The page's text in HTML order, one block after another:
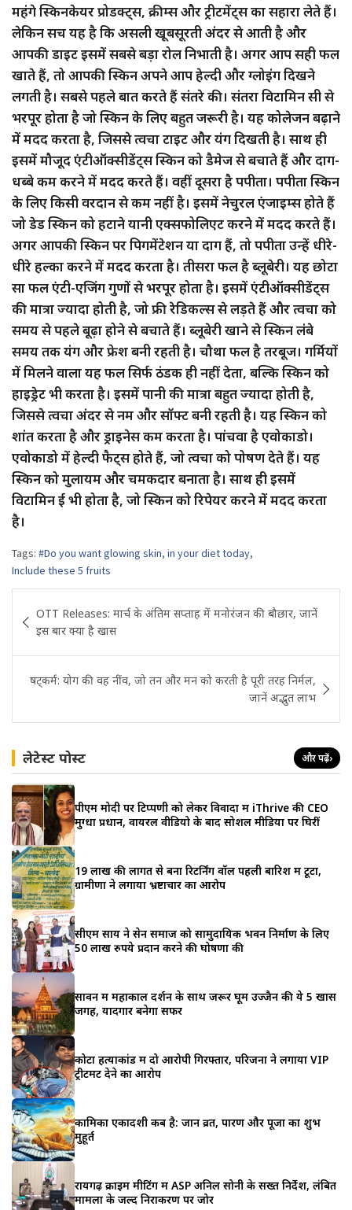
महंगे स्किनकेयर प्रोडक्ट्स, क्रीम्स और ट्रीटमेंट्स का सहारा लेते हैं।
लेकिन सच यह है कि असली खूबसूरती अंदर से आती है और
आपकी डाइट इसमें सबसे बड़ा रोल निभाती है। अगर आप सही फल
खाते हैं, तो आपकी स्किन अपने आप हेल्दी और ग्लोइंग दिखने
लगती है। सबसे पहले बात करते हैं संतरे की। संतरा विटामिन सी से
भरपूर होता है जो स्किन के लिए बहुत जरूरी है। यह कोलेजन बढ़ाने
में मदद करता है, जिससे त्वचा टाइट और यंग दिखती है। साथ ही
इसमें मौजूद एंटीऑक्सीडेंट्स स्किन को डैमेज से बचाते हैं और दाग-
धब्बे कम करने में मदद करते हैं। वहीं दूसरा है पपीता। पपीता स्किन
के लिए किसी वरदान से कम नहीं है। इसमें नेचुरल एंजाइम्स होते हैं
जो डेड स्किन को हटाने यानी एक्सफोलिएट करने में मदद करते हैं।
अगर आपकी स्किन पर पिगमेंटेशन या दाग हैं, तो पपीता उन्हें धीरे-
धीरे हल्का करने में मदद करता है। तीसरा फल है ब्लूबेरी। यह छोटा
सा फल एंटी-एजिंग गुणों से भरपूर होता है। इसमें एंटीऑक्सीडेंट्स
की मात्रा ज्यादा होती है, जो फ्री रेडिकल्स से लड़ते हैं और त्वचा को
समय से पहले बूढ़ा होने से बचाते हैं। ब्लूबेरी खाने से स्किन लंबे
समय तक यंग और फ्रेश बनी रहती है। चौथा फल है तरबूज। गर्मियों
में मिलने वाला यह फल सिर्फ ठंडक ही नहीं देता, बल्कि स्किन को
हाइड्रेट भी करता है। इसमें पानी की मात्रा बहुत ज्यादा होती है,
जिससे त्वचा अंदर से नम और सॉफ्ट बनी रहती है। यह स्किन को
शांत करता है और ड्राइनेस कम करता है। पांचवा है एवोकाडो।
एवोकाडो में हेल्दी फैट्स होते हैं, जो त्वचा को पोषण देते हैं। यह
स्किन को मुलायम और चमकदार बनाता है। साथ ही इसमें
विटामिन ई भी होता है, जो स्किन को रिपेयर करने में मदद करता
है।
Tags: #Do you want glowing skin, in your diet today,
Include these 5 fruits
navigation
OTT Releases: मार्च के अंतिम सप्ताह में मनोरंजन की बौछार, जानें
इस बार क्या है खास
षट्कर्म: योग की वह नींव, जो तन और मन को करती है पूरी तरह निर्मल,
जानें अद्भुत लाभ
लेटेस्ट पोस्ट और पढ़ें›
पीएम मोदी पर टिप्पणी को लेकर विवादों में iThrive की CEO
मुग्धा प्रधान, वायरल वीडियो के बाद सोशल मीडिया पर घिरीं
19 लाख की लागत से बना रिटर्निंग वॉल पहली बारिश में टूटा,
ग्रामीणों ने लगाया भ्रष्टाचार का आरोप
सीएम साय ने सेन समाज को सामुदायिक भवन निर्माण के लिए
50 लाख रुपये प्रदान करने की घोषणा की
सावन में महाकाल दर्शन के साथ जरूर घूमें उज्जैन की ये 5 खास
जगहें, यादगार बनेगा सफर
कोटा हत्याकांड में दो आरोपी गिरफ्तार, परिजनों ने लगाया VIP
ट्रीटमेंट देने का आरोप
कामिका एकादशी कब है: जानें व्रत, पारण और पूजा का शुभ
मुहूर्त
रायगढ़ क्राइम मीटिंग में ASP अनिल सोनी के सख्त निर्देश, लंबित
मामलों के जल्द निराकरण पर जोर